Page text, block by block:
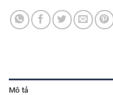
Mô tả